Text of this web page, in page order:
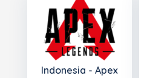
Indonesia - Apex